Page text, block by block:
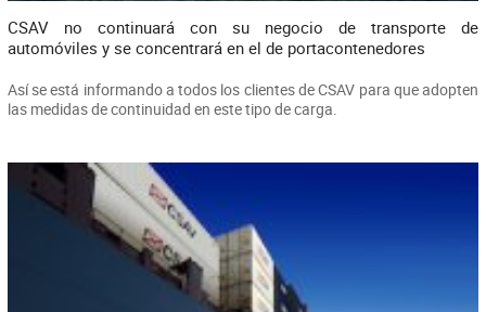
CSAV no continuará con su negocio de transporte de
automóviles y se concentrará en el de portacontenedores
Así se está informando a todos los clientes de CSAV para que adopten
las medidas de continuidad en este tipo de carga.